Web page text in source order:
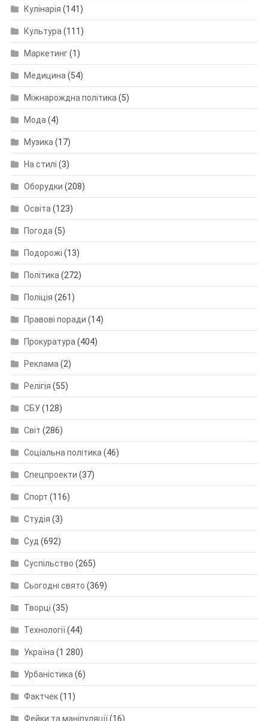
Кулінарія (141)
Культура (111)
Маркетинг(1)
Медицина (54)
Міжнарождна політика (5)
Мода (4)
Музика (17)
На стилі (3)
Оборудки (208)
Освіта (123)
Погода (5)
Подорожі (13)
Політика (272)
Поліція (261)
Правові поради (14)
Прокуратура (404)
Реклама (2)
Релігія (55)
СБУ(128)
Світ (286)
Соціальна політика (46)
Спецпроекти (37)
Спорт (116)
Студія (3)
Суд (692)
Суспільство (265)
Сьогодні свято (369)
Творці (35)
Технології(44)
Україна (1 280)
Урбаністика (6)
Фактчек(11)
Фейки та маніпуляції(16)